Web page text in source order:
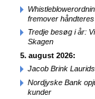
fremover
Tredje besøg i år:
Skagen
5. august 2026:
Jacob Brink
Nordjyske Bank
kunder